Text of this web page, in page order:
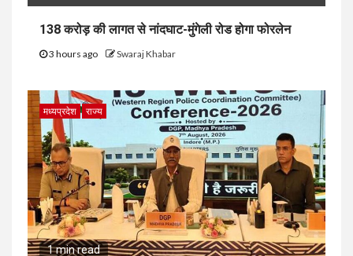
138 करोड़ की लागत से नांदघाट-मुंगेली रोड होगा फोरलेन
3 hours ago Swaraj Khabar
मध्यप्रदेश राज्य
1 min read